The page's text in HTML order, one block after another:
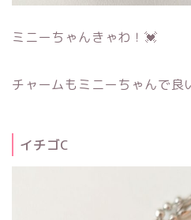
ミニーちゃんきゃわ！💓
チャームもミニーちゃんで良
イチゴC